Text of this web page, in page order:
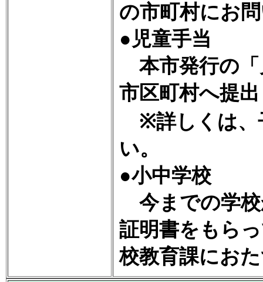
の市町村にお
●児童手当
本市発行の「
市区町村へ提
※詳しくは、
い。
●小中学校
今までの学校
証明書をもら
校教育課にお